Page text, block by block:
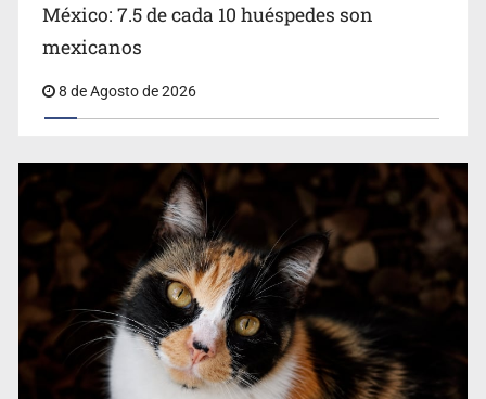
Belinda se corona como la más bella de 2026 en People
México: 7.5 de cada 10 huéspedes son
mexicanos
8 de Agosto de 2026